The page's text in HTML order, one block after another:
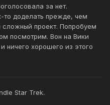
за нет.
доделать прежде, чем
сложный проект. Попробуем
посмотрим. Вон на Вики
ничего хорошего из этого
Star Trek.